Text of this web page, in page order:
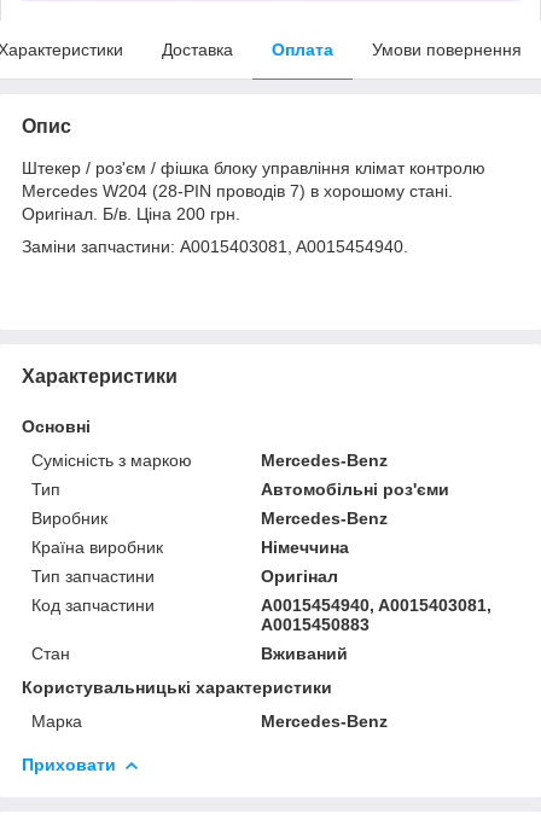
Доставка Оплата Умови повернення
Опис
Штекер / роз'єм / фішка блоку управління клімат контролю
Mercedes W204 (28-PIN проводів 7) в хорошому стані.
Оригінал. Б/в. Ціна 200 грн.
Заміни запчастини: A0015403081, A0015454940.
Характеристики
Основні
Сумісність з маркою
Mercedes-Benz
Тип
Автомобільні роз'єми
Виробник
Mercedes-Benz
Країна виробник
Німеччина
Тип запчастини
Оригінал
Код запчастини
A0015454940, A0015403081,
A0015450883
Стан
Вживаний
Користувальницькі характеристики
Марка
Mercedes-Benz
Приховати